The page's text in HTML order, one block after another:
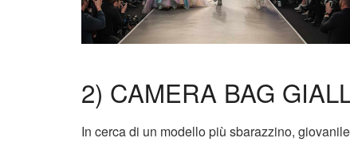
2) CAMERA BAG
In cerca di un modello più sbarazzino,